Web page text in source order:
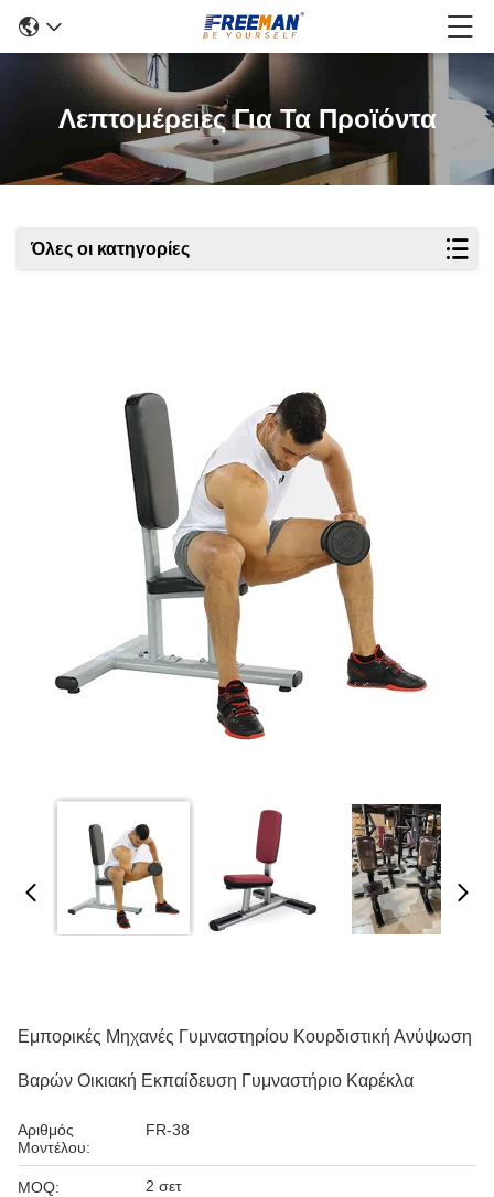
Λεπτομέρειες Για Τα Προϊόντα
Όλες οι κατηγορίες
Εμπορικές Μηχανές Γυμναστηρίου Κουρδιστική Ανύψωση
Βαρών Οικιακή Εκπαίδευση Γυμναστήριο Καρέκλα
Αριθμός
Μοντέλου:
FR-38
MOQ: 2 σετ